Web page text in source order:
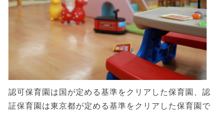
認可保育園は国が定める基準をクリアした保育園、認
証保育園は東京都が定める基準をクリアした保育園で